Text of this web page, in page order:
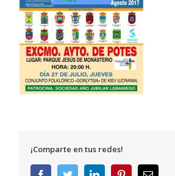
¡Comparte en tus redes!